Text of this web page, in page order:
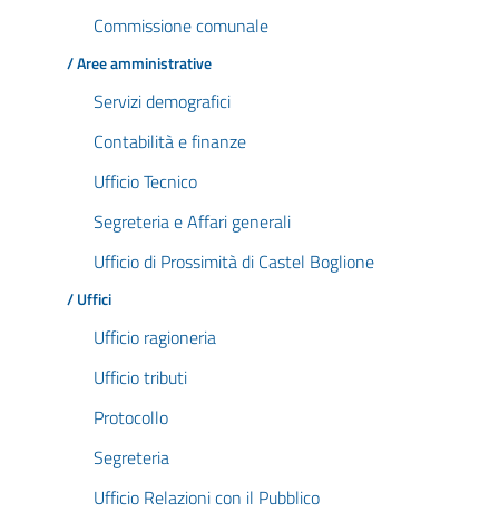
Commissione comunale
/ Aree amministrative
Servizi demografici
Contabilità e finanze
Ufficio Tecnico
Segreteria e Affari generali
Ufficio di Prossimità di Castel Boglione
/ Uffici
Ufficio ragioneria
Ufficio tributi
Protocollo
Segreteria
Ufficio Relazioni con il Pubblico